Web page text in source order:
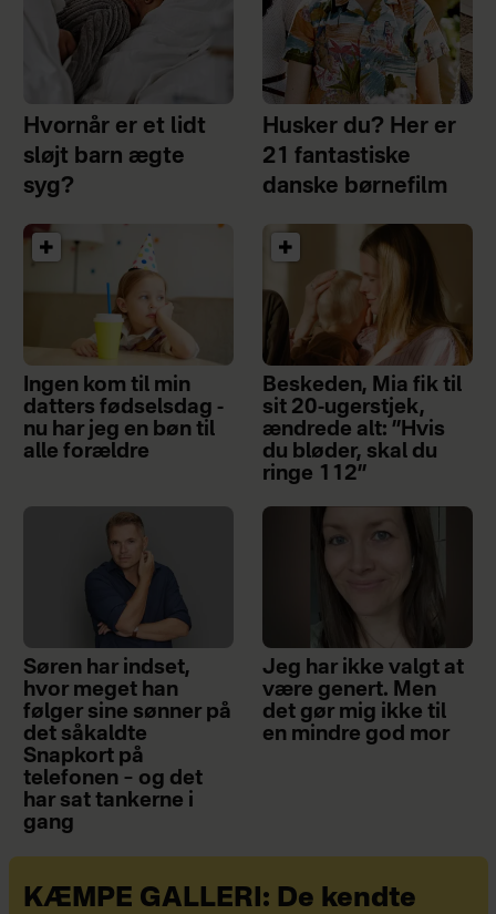
Hvornår er et lidt
sløjt barn ægte
syg?
Husker du? Her er
21 fantastiske
danske børnefilm
Ingen kom til min
datters fødselsdag -
nu har jeg en bøn til
alle forældre
Beskeden, Mia fik til
sit 20-ugerstjek,
ændrede alt: ”Hvis
du bløder, skal du
ringe 112”
Søren har indset,
hvor meget han
følger sine sønner på
det såkaldte
Snapkort på
telefonen – og det
har sat tankerne i
gang
Jeg har ikke valgt at
være genert. Men
det gør mig ikke til
en mindre god mor
KÆMPE GALLERI: De kendte